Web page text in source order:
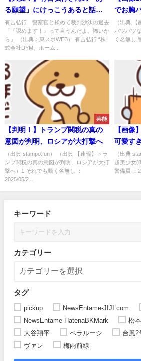
る願望」にけっこうあると話題
に
有吉弘行 警察官と揉めて裁判沙汰の過去
「『認めます！』って言うんだよ、怖いか
ら」 （出典：東スポWEB） 有吉弘行 “株
式会社DYM、ホーム...
でお胸
の？
（出典
パツパツ
く名無し
芸能
【判明！】トランプ関税の真の
意図が判明、ロシアが大打撃へ
（出典 stampo.fun） （出典 【速報】トラ
ンプ関税の真の意図が判明、ロシアが大打
撃へ）1 それでも動く名無し ：
2025/05/2...
【画像
可愛す
（出典
超美少女
警備員 ：
キーワード
カテゴリー
タグ
pickup NewsEntame-JIJI.com
NewsEntame-HatenaBKMark
松
大谷翔平
ベラルーシ 台風2
ヴァン
梅雨前線